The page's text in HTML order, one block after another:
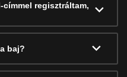
regisztráltam,
baj?